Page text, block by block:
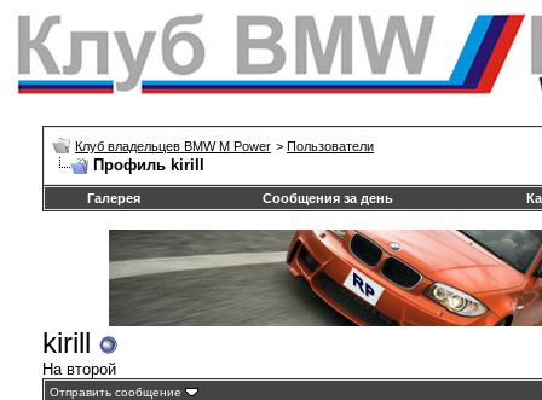
Клуб владельцев BMW M Power > Пользователи
Профиль kirill
Галерея Сообщения за день
kirill
На второй
Отправить сообщение